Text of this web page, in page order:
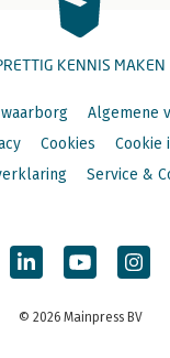
KENNIS MAKEN
Algemene
Cookies
Cookie
Service &
© 2026 Mainpress BV